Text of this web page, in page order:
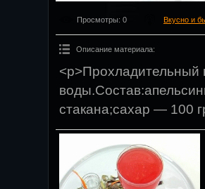
Просмотры: 0 Вкусно и
Описание материала:
<p>Прохладительный
стакана;сахар — 100